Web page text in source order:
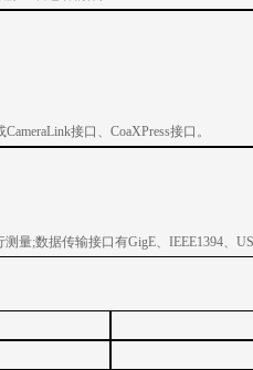
接口、CoaXPress接口。
;数据传输接口有GigE、IEEE1394、